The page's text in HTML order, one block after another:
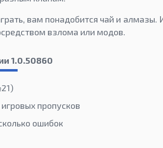
вам понадобится чай и
взлома или модов.
1.0.50860
пропусков
ошибок